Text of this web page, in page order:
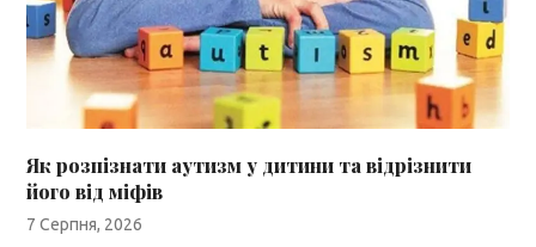
Як розпізнати аутизм у дитини та відрізнити
його від міфів
7 Серпня, 2026